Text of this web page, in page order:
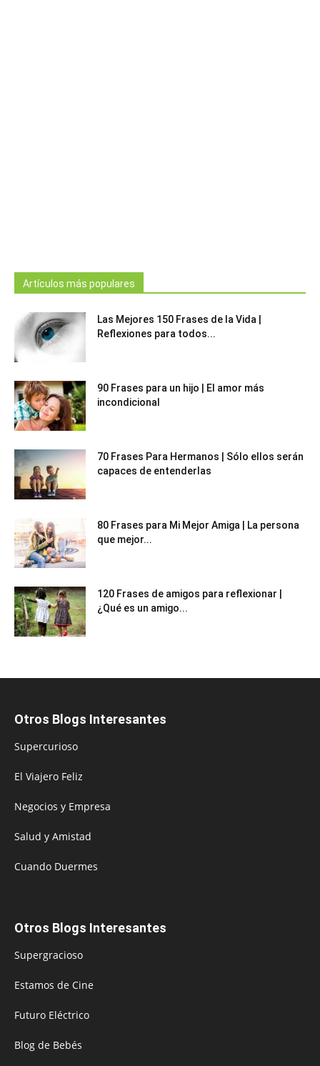
Artículos más populares
Las Mejores 150 Frases de la Vida |
Reflexiones para todos...
90 Frases para un hijo | El amor más
incondicional
70 Frases Para Hermanos | Sólo ellos serán
capaces de entenderlas
80 Frases para Mi Mejor Amiga | La persona
que mejor...
120 Frases de amigos para reflexionar |
¿Qué es un amigo...
Otros Blogs Interesantes
Supercurioso
El Viajero Feliz
Negocios y Empresa
Salud y Amistad
Cuando Duermes
Otros Blogs Interesantes
Supergracioso
Estamos de Cine
Futuro Eléctrico
Blog de Bebés